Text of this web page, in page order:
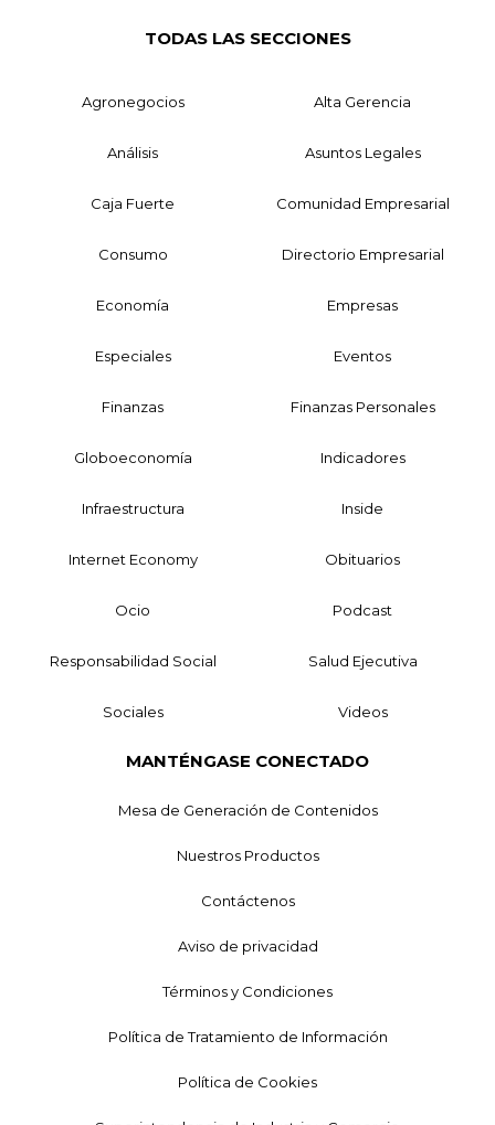
TODAS LAS SECCIONES
Agronegocios Alta Gerencia
Análisis Asuntos Legales
Caja Fuerte Comunidad Empresarial
Consumo Directorio Empresarial
Economía Empresas
Especiales Eventos
Finanzas Finanzas Personales
Globoeconomía Indicadores
Infraestructura Inside
Internet Economy Obituarios
Ocio Podcast
Responsabilidad Social Salud Ejecutiva
Sociales Videos
MANTÉNGASE CONECTADO
Mesa de Generación de Contenidos
Nuestros Productos
Contáctenos
Aviso de privacidad
Términos y Condiciones
Política de Tratamiento de Información
Política de Cookies